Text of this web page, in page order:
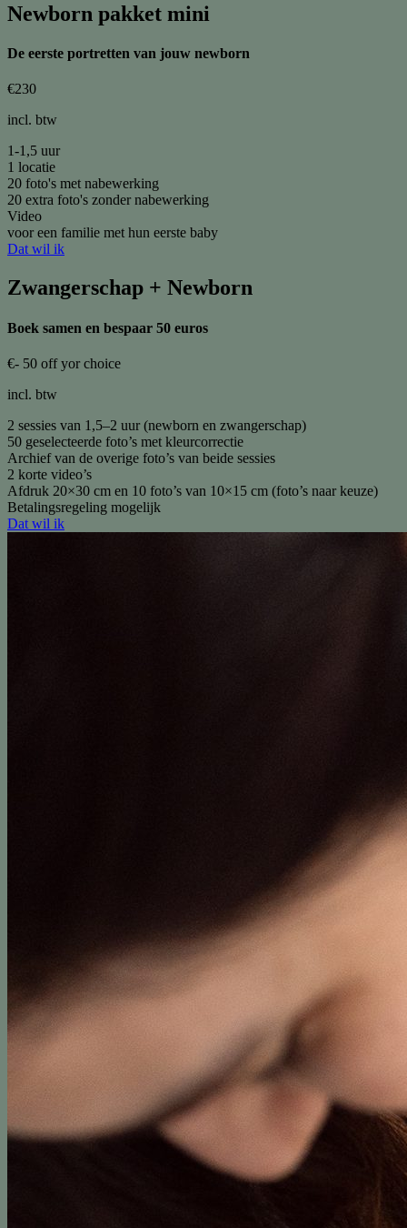
Newborn pakket mini
De eerste portretten van jouw newborn
€230
incl. btw
1-1,5 uur
1 locatie
20 foto's met nabewerking
20 extra foto's zonder nabewerking
Video
voor een familie met hun eerste baby
Dat wil ik
Zwangerschap + Newborn
Boek samen en bespaar 50 euros
€- 50 off yor choice
incl. btw
2 sessies van 1,5–2 uur (newborn en zwangerschap)
50 geselecteerde foto’s met kleurcorrectie
Archief van de overige foto’s van beide sessies
2 korte video’s
Afdruk 20×30 cm en 10 foto’s van 10×15 cm (foto’s naar keuze)
Betalingsregeling mogelijk
Dat wil ik